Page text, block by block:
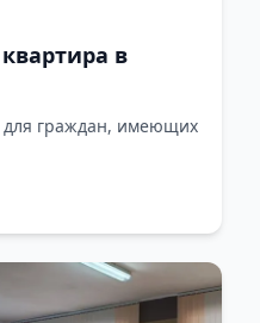
в
для граждан, имеющих